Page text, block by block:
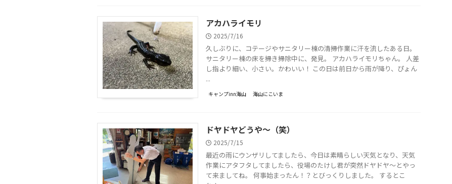
アカハライモリ
2025/7/16
久しぶりに、コテージやサニタリー棟の清掃作業に汗を流したある日。
サニタリー棟の床を掃き掃除中に、発見。 アカハライモリちゃん。 人差
し指より細い、小さい。かわいい！ この日は前日から雨が降り、ぴょん
...
キャンプinn海山 海山にこいま
ドヤドヤどうや〜（笑）
2025/7/15
最近の雨にウンザリしてましたら、今日は素晴らしい天気となり、天気
作業にアタフタしてましたら、役場のたけし君が突然ドヤドヤ〜とやっ
て来ましてね。 何事始まったん！？とびっくりしました。 するとこ